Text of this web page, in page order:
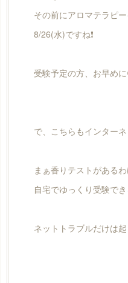
その前にアロマテラピ
8/26(水)ですね❗️
受験予定の方、お早め
で、こちらもインターネ
まぁ香りテストがあるわ
自宅でゆっくり受験で
ネットトラブルだけは